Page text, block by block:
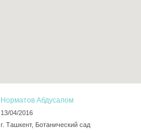
Норматов Абдусалом
13/04/2016
г. Ташкент, Ботанический сад